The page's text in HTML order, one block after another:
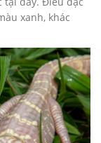
xanh, khác